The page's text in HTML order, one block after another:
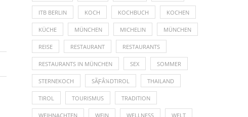
ITB BERLIN KOCH KOCHBUCH KOCHEN
KÜCHE MÜNCHEN MICHELIN MÜNCHEN
REISE RESTAURANT RESTAURANTS
RESTAURANTS IN MÜNCHEN SEX SOMMER
STERNEKOCH SÃƑÂ¼DTIROL THAILAND
TIROL TOURISMUS TRADITION
WEIHNACHTEN WEIN WELLNESS WELT